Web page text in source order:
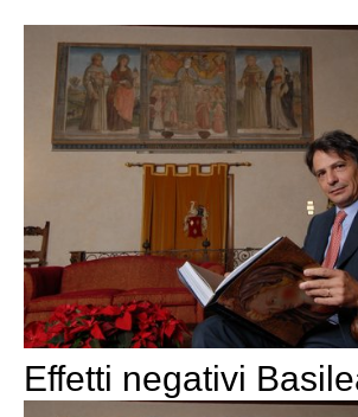
Effetti negativi